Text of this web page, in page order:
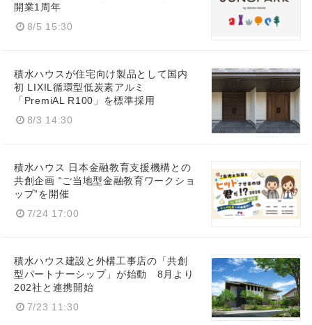
開業1周年
8/5 15:30
積水ハウスが住宅向け製品として国内
初 LIXIL循環型低炭素アルミ
「PremiAL R100」を標準採用
8/3 14:30
積水ハウス 日本金融教育支援機構との
共創企画 “ご当地型金融教育ワークショ
ップ”を開催
7/24 17:00
積水ハウス建設と外構工事店の「共創
型パートナーシップ」が始動 8月より
202社と連携開始
7/23 11:30